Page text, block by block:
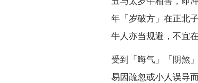
年「岁破方」在正北
牛人亦当规避，不宜
受到「晦气」「阴煞
易因疏忽或小人误导